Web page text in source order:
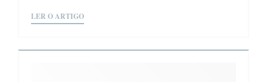
LER O ARTIGO((ABRE NUMA NOVA JANELA))